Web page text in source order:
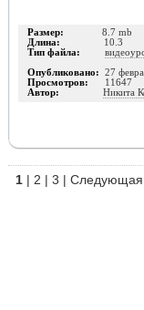
Размер: 8.7 mb
Длина: 10.3
Тип файла:
Опубликовано: 27
Просмотров: 11647
Автор: Никита
1 | 2 | 3 | Следующая